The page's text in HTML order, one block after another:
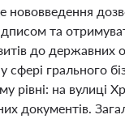
нововведення
та
до державних
грального
рівні: на
документів.